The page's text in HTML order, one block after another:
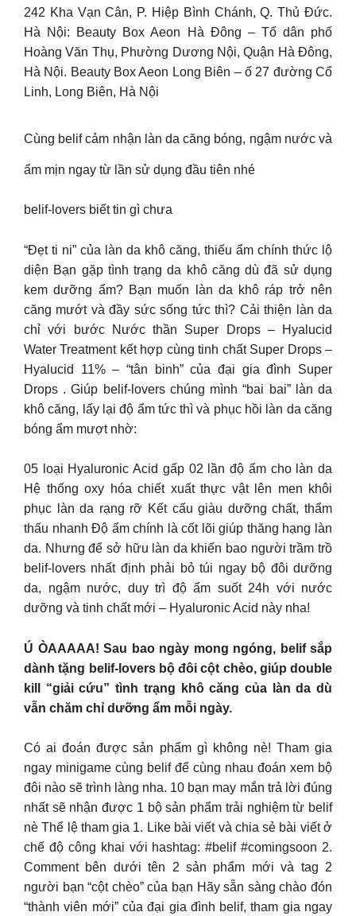
242 Kha Vạn Cân, P. Hiệp Bình Chánh, Q. Thủ Đức.
Hà Nội: Beauty Box Aeon Hà Đông – Tổ dân phố
Hoàng Văn Thụ, Phường Dương Nội, Quận Hà Đông,
Hà Nội. Beauty Box Aeon Long Biên – ố 27 đường Cổ
Linh, Long Biên, Hà Nội
Cùng belif cảm nhận làn da căng bóng, ngậm nước và
ẩm mịn ngay từ lần sử dụng đầu tiên nhé
belif-lovers biết tin gì chưa
“Đẹt ti ni” của làn da khô căng, thiếu ẩm chính thức lộ
diện Bạn gặp tình trạng da khô căng dù đã sử dụng
kem dưỡng ẩm? Bạn muốn làn da khô ráp trở nên
căng mướt và đầy sức sống tức thì? Cải thiện làn da
chỉ với bước Nước thần Super Drops – Hyalucid
Water Treatment kết hợp cùng tinh chất Super Drops –
Hyalucid 11% – “tân binh” của đại gia đình Super
Drops . Giúp belif-lovers chúng mình “bai bai” làn da
khô căng, lấy lại độ ẩm tức thì và phục hồi làn da căng
bóng ẩm mượt nhờ:
05 loại Hyaluronic Acid gấp 02 lần độ ẩm cho làn da
Hệ thống oxy hóa chiết xuất thực vật lên men khôi
phục làn da rạng rỡ Kết cấu giàu dưỡng chất, thẩm
thấu nhanh Độ ẩm chính là cốt lõi giúp thăng hạng làn
da. Nhưng để sở hữu làn da khiến bao người trầm trồ
belif-lovers nhất định phải bỏ túi ngay bộ đôi dưỡng
da, ngậm nước, duy trì độ ẩm suốt 24h với nước
dưỡng và tinh chất mới – Hyaluronic Acid này nha!
Ú ÒAAAAA! Sau bao ngày mong ngóng, belif sắp
dành tặng belif-lovers bộ đôi cột chèo, giúp double
kill “giải cứu” tình trạng khô căng của làn da dù
vẫn chăm chỉ dưỡng ẩm mỗi ngày.
Có ai đoán được sản phẩm gì không nè! Tham gia
ngay minigame cùng belif để cùng nhau đoán xem bộ
đôi nào sẽ trình làng nha. 10 bạn may mắn trả lời đúng
nhất sẽ nhận được 1 bộ sản phẩm trải nghiệm từ belif
nè Thể lệ tham gia 1. Like bài viết và chia sẻ bài viết ở
chế độ công khai với hashtag: #belif #comingsoon 2.
Comment bên dưới tên 2 sản phẩm mới và tag 2
người bạn “cột chèo” của bạn Hãy sẵn sàng chào đón
“thành viên mới” của đại gia đình belif, tham gia ngay